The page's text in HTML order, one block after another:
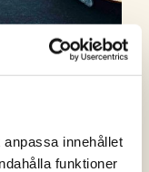
innehållet
funktioner
sweet